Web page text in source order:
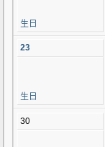
生日
23
生日
30